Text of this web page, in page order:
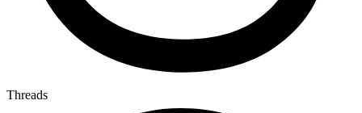
Threads